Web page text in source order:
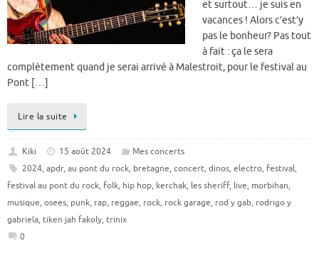
et surtout… je suis en
vacances ! Alors c’est’y
pas le bonheur? Pas tout
à fait : ça le sera
complètement quand je serai arrivé à Malestroit, pour le festival au
Pont […]
Lire la suite
Kiki 15 août 2024
Mes concerts
2024, apdr, au pont du rock, bretagne, concert, dinos, electro, festival,
festival au pont du rock, folk, hip hop, kerchak, les sheriff, live, morbihan,
musique, osees, punk, rap, reggae, rock, rock garage, rod y gab, rodrigo y
gabriela, tiken jah fakoly, trinix
0